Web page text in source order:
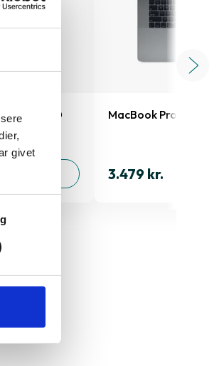
givet
A1990 MacBook Pro 15"
3.479 kr.